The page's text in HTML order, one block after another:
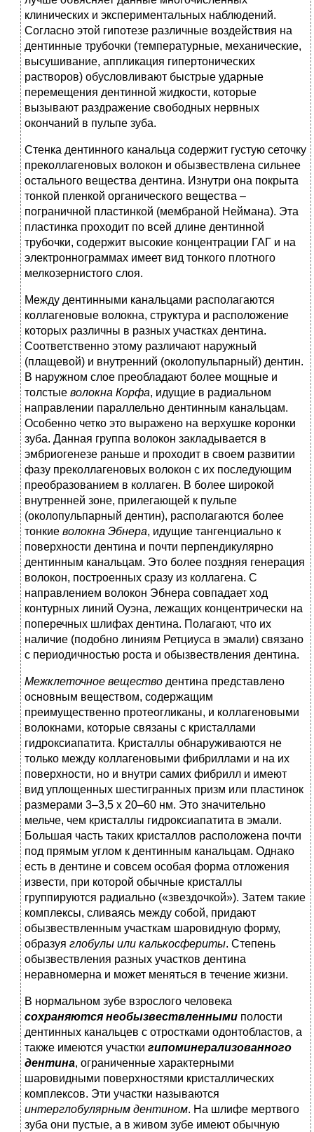
клинических и экспериментальных наблюдений.
Согласно этой гипотезе различные воздействия на
дентинные трубочки (температурные, механические,
высушивание, аппликация гипертонических
растворов) обусловливают быстрые ударные
перемещения дентинной жидкости, которые
вызывают раздражение свободных нервных
окончаний в пульпе зуба.
Стенка дентинного канальца содержит густую сеточку
преколлагеновых волокон и обызвествлена сильнее
остального вещества дентина. Изнутри она покрыта
тонкой пленкой органического вещества –
пограничной пластинкой (мембраной Неймана). Эта
пластинка проходит по всей длине дентинной
трубочки, содержит высокие концентрации ГАГ и на
электроннограммах имеет вид тонкого плотного
мелкозернистого слоя.
Между дентинными канальцами располагаются
коллагеновые волокна, структура и расположение
которых различны в разных участках дентина.
Соответственно этому различают наружный
(плащевой) и внутренний (околопульпарный) дентин.
В наружном слое преобладают более мощные и
толстые волокна Корфа, идущие в радиальном
направлении параллельно дентинным канальцам.
Особенно четко это выражено на верхушке коронки
зуба. Данная группа волокон закладывается в
эмбриогенезе раньше и проходит в своем развитии
фазу преколлагеновых волокон с их последующим
преобразованием в коллаген. В более широкой
внутренней зоне, прилегающей к пульпе
(околопульпарный дентин), располагаются более
тонкие волокна Эбнера, идущие тангенциально к
поверхности дентина и почти перпендикулярно
дентинным канальцам. Это более поздняя генерация
волокон, построенных сразу из коллагена. С
направлением волокон Эбнера совпадает ход
контурных линий Оуэна, лежащих концентрически на
поперечных шлифах дентина. Полагают, что их
наличие (подобно линиям Ретциуса в эмали) связано
с периодичностью роста и обызвествления дентина.
Межклеточное вещество дентина представлено
основным веществом, содержащим
преимущественно протеогликаны, и коллагеновыми
волокнами, которые связаны с кристаллами
гидроксиапатита. Кристаллы обнаруживаются не
только между коллагеновыми фибриллами и на их
поверхности, но и внутри самих фибрилл и имеют
вид уплощенных шестигранных призм или пластинок
размерами 3–3,5 х 20–60 нм. Это значительно
мельче, чем кристаллы гидроксиапатита в эмали.
Большая часть таких кристаллов расположена почти
под прямым углом к дентинным канальцам. Однако
есть в дентине и совсем особая форма отложения
извести, при которой обычные кристаллы
группируются радиально («звездочкой»). Затем такие
комплексы, сливаясь между собой, придают
обызвествленным участкам шаровидную форму,
образуя глобулы или калькосфериты. Степень
обызвествления разных участков дентина
неравномерна и может меняться в течение жизни.
В нормальном зубе взрослого человека
сохраняются необызвествленными полости
дентинных канальцев с отростками одонтобластов, а
также имеются участки гипоминерализованного
дентина, ограниченные характерными
шаровидными поверхностями кристаллических
комплексов. Эти участки называются
интерглобулярным дентином. На шлифе мертвого
зуба они пустые, а в живом зубе имеют обычную